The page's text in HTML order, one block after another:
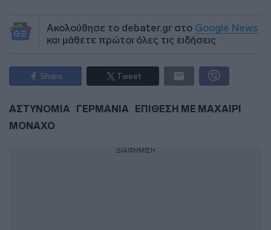
Ακολούθησε το debater.gr στο Google News
και μάθετε πρώτοι όλες τις ειδήσεις
Share Tweet
ΑΣΤΥΝΟΜΙΑ ΓΕΡΜΑΝΙΑ
ΕΠΙΘΕΣΗ ΜΕ ΜΑΧΑΙΡΙ
ΜΟΝΑΧΟ
ΔΙΑΦΗΜΙΣΗ